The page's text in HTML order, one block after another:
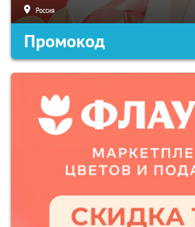
Россия
Промокод